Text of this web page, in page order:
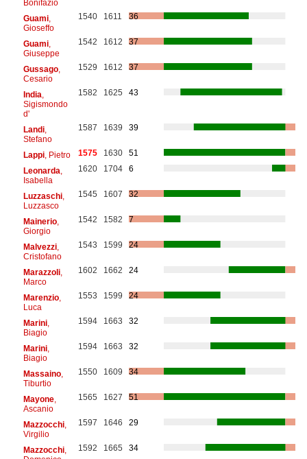
Bonifazio
Guami,
Gioseffo
1540 1611 36
Guami,
Giuseppe
1542 1612 37
Gussago,
Cesario
1529 1612 37
India
Sigismondo
d'
1582 1625 43
Landi,
Stefano
1587 1639 39
Lappi, Pietro 1575 1630
51
Leonarda
Isabella
1620 1704 6
Luzzaschi,
Luzzasco
1545 1607 32
Mainerio,
Giorgio
1542 1582 7
Malvezzi,
Cristofano
1543 1599 24
Marazzoli,
Marco
1602 1662 24
Marenzio,
Luca
1553 1599 24
Marini,
Biagio
1594 1663 32
Marini,
Biagio
1594 1663 32
Massaino,
Tiburtio
1550 1609 34
Mayone,
Ascanio
1565 1627 51
Mazzocchi,
Virgilio
1597 1646 29
Mazzocchi,
1592 1665 34